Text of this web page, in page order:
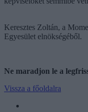
Keresztes Zoltán, a
Egyesület elnökségéből.
Ne maradjon le a
Vissza a főoldalra